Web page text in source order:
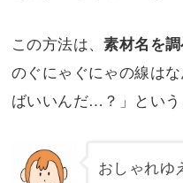
この方法は、素材名を
のぐにゃぐにゃの線は
ばいいんだ…？」という
おしゃれゆ